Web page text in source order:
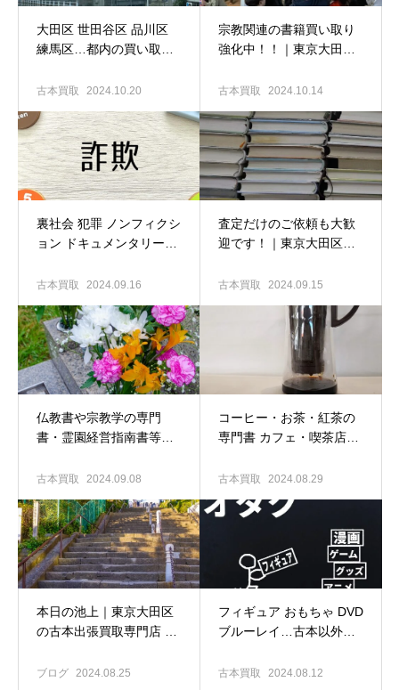
大田区 世田谷区 品川区
練馬区…都内の買い取り
取専門店 古書窟揚羽堂
古本買取 2024.10.20
宗教関連の書籍買い取り
強化中！！｜東京大田区
書窟揚羽堂
古本買取 2024.10.14
裏社会 犯罪 ノンフィクシ
ョン ドキュメンタリー関
｜東京大田区の古本出張
古本買取 2024.09.16
査定だけのご依頼も大歓
迎です！｜東京大田区の
古本買取 2024.09.15
仏教書や宗教学の専門
書・霊園経営指南書等々
す！｜東京大田区の古本
古本買取 2024.09.08
コーヒー・お茶・紅茶の
専門書 カフェ・喫茶店開
東京大田区の古本出張買
古本買取 2024.08.29
本日の池上｜東京大田区
の古本出張買取専門店 古
ブログ 2024.08.25
フィギュア おもちゃ DVD
ブルーレイ…古本以外の
京大田区の古本出張買取
古本買取 2024.08.12